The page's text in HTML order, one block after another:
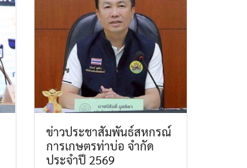
ข่าวประชาสัมพันธ์สหกรณ์
การเกษตรท่าบ่อ จำกัด
ประจำปี 2569